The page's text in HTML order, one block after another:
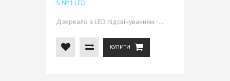
S №1 LED
Дзеркало з LED підсвічуванням -...
КУПИТИ